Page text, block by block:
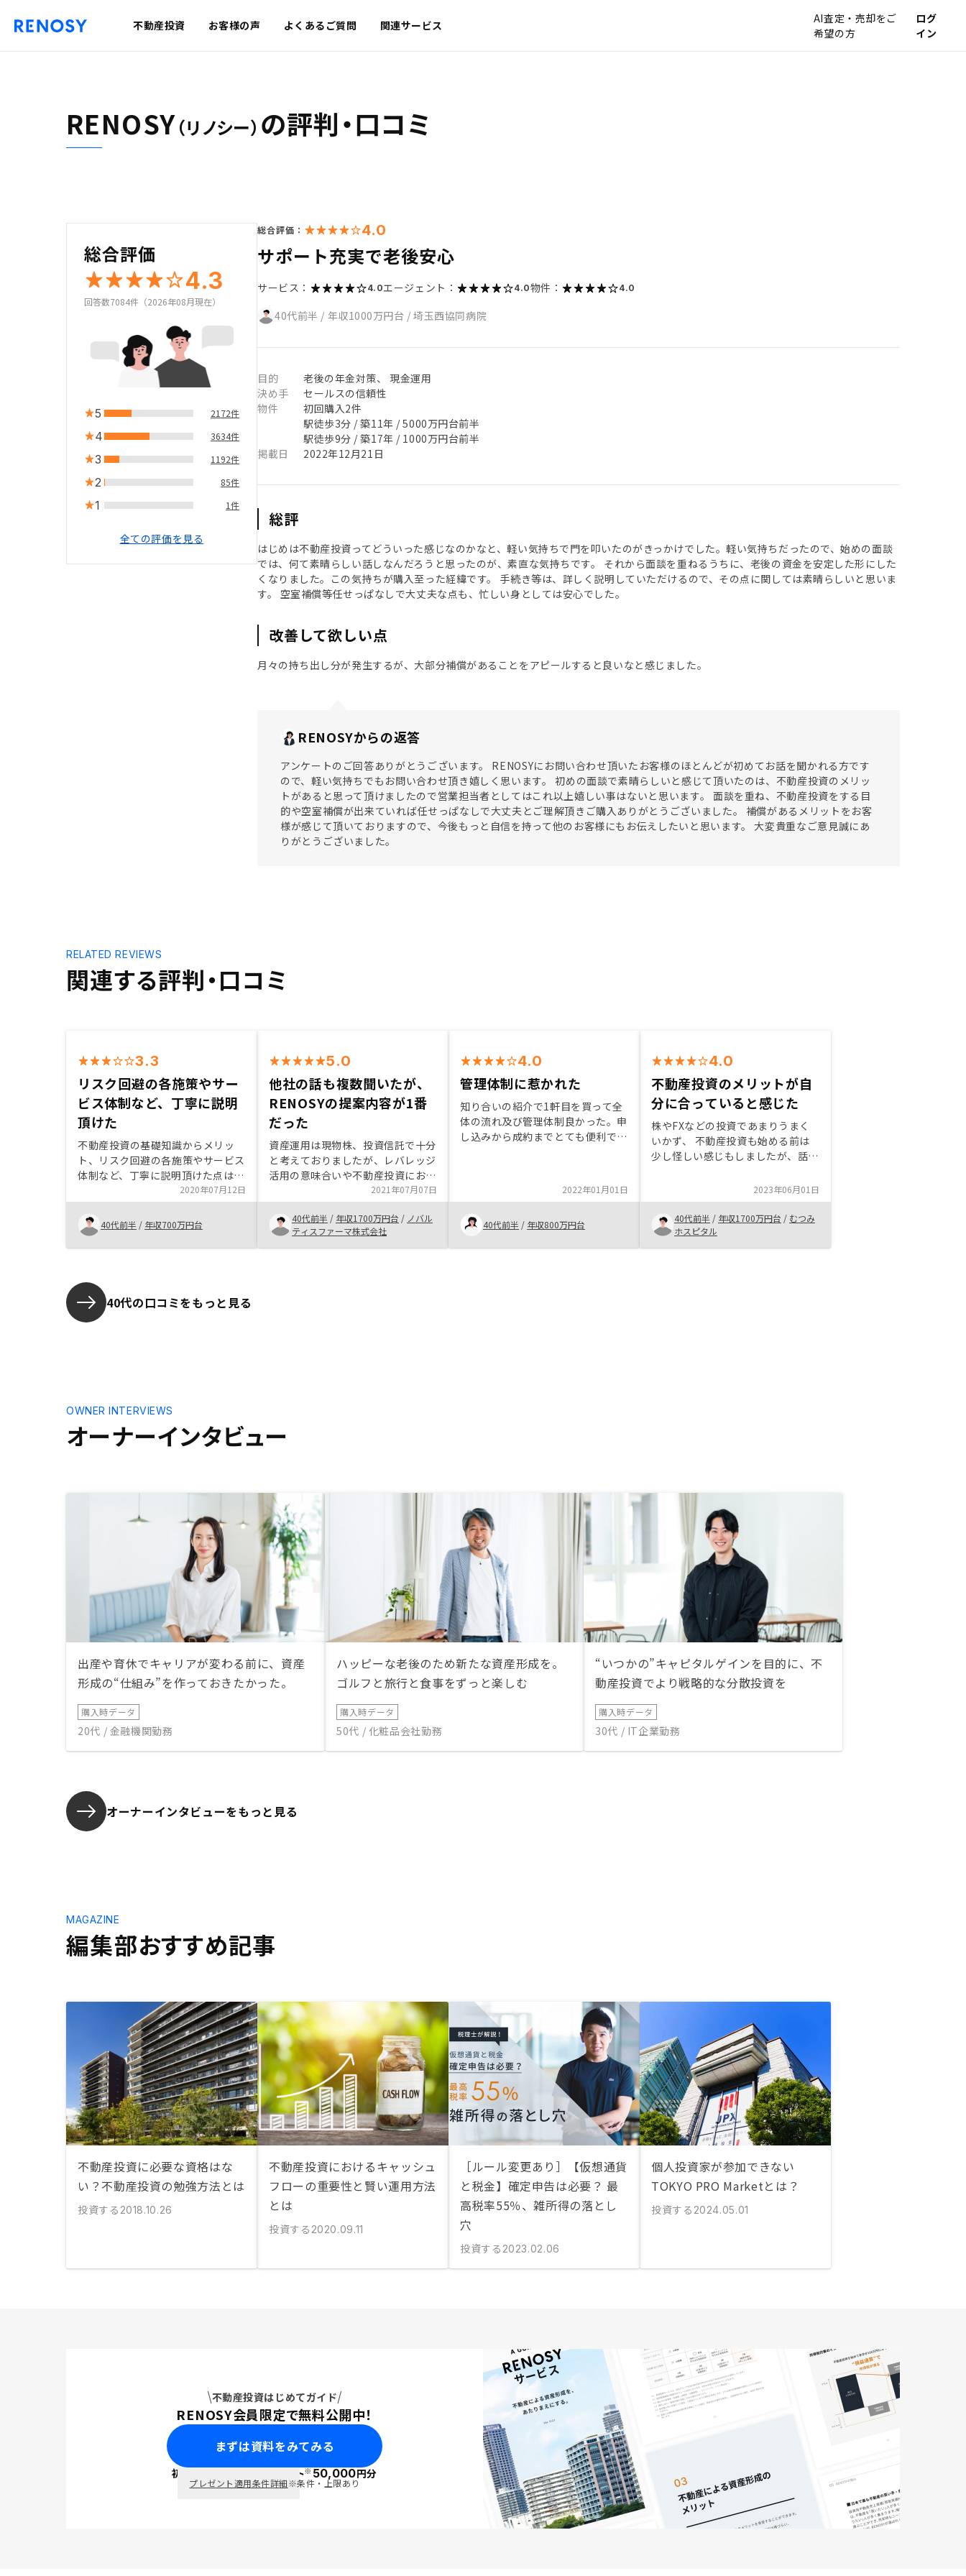
不動産投資 お客様の声 よくあるご質問 関連サービス
AI査定・売却をご
希望の方
ログ
イン
RENOSY（リノシー） の評判・口コミ
総合評価
4.3
回答数7084件（2026年08月現在）
5 2172件
4 3634件
3 1192件
2 85件
1 1件
全ての評価を見る
総合評価： 4.0
サポート充実で老後安心
サービス： 4.0エージェント： 4.0物件： 4.0
40代前半 / 年収1000万円台 /埼玉西協同病院
目的
老後の年金対策、 現金運用
決め手
セールスの信頼性
物件
初回購入2件
駅徒歩3分 / 築11年 / 5000万円台前半
駅徒歩9分 / 築17年 / 1000万円台前半
掲載日
2022年12月21日
総評
はじめは不動産投資ってどういった感じなのかなと、軽い気持ちで門を叩いたのがきっかけでした。軽い気持ちだったので、始めの面談
では、何て素晴らしい話しなんだろうと思ったのが、素直な気持ちです。 それから面談を重ねるうちに、老後の資金を安定した形にした
くなりました。この気持ちが購入至った経緯です。 手続き等は、詳しく説明していただけるので、その点に関しては素晴らしいと思いま
す。 空室補償等任せっぱなしで大丈夫な点も、忙しい身としては安心でした。
改善して欲しい点
月々の持ち出し分が発生するが、大部分補償があることをアピールすると良いなと感じました。
RENOSYからの返答
アンケートのご回答ありがとうございます。 RENOSYにお問い合わせ頂いたお客様のほとんどが初めてお話を聞かれる方です
ので、軽い気持ちでもお問い合わせ頂き嬉しく思います。 初めの面談で素晴らしいと感じて頂いたのは、不動産投資のメリッ
トがあると思って頂けましたので営業担当者としてはこれ以上嬉しい事はないと思います。 面談を重ね、不動産投資をする目
的や空室補償が出来ていれば任せっぱなしで大丈夫とご理解頂きご購入ありがとうございました。 補償があるメリットをお客
様が感じて頂いておりますので、今後もっと自信を持って他のお客様にもお伝えしたいと思います。 大変貴重なご意見誠にあ
りがとうございました。
関連する評判・口コミ
RELATED REVIEWS
3.3
リスク回避の各施策やサー
ビス体制など、丁寧に説明
頂けた
不動産投資の基礎知識からメリッ
ト、リスク回避の各施策やサービス
体制など、丁寧に説明頂けた点は自
分の理解も進み、良かったと思いま
す。物件もある程度はもちろん納得
して購入したので後悔はありません
が、しいて言うなら即断即決を迫ら
れている感じはあったので、そこは
います。始めるのが早い方が良いこ
とは理解しつつも、自分のタイミン
グで決めたというよりはエージェン
トの推しに負けたというところが正
は間違いないので、あとはリノシー
さんのサービス等々を、まずは信じ
たいと思います。物件は、複数から
ば、が自分としては尚良かったのか
くなってしまう、等々も分かるので
すが、マイソクを見て、少し話して
即断即決は、自分としては少々不安
を覚えました。物件がすごく良いと
いうお話はして頂けたのですが、逆
に短所等はゼロなのか？100点満点
の物件なのか？の疑問符が浮上して
きてしまうので（自分の場合は）、
デメリット等も包み隠さずお話頂け
た方が、信頼できるかなと思いまし
た。100点満点の物件なんて、そう
そうあるものではないと思いますの
で。セールス色がやや強く感じたの
で、顧客目線など、もう少し寄り添
う感じや理解、察して頂けると有難
かったかな、と思います。
2020年07月12日
40代前半 / 年収700万円台
5.0
他社の話も複数聞いたが、
RENOSYの提案内容が1番
だった
資産運用は現物株、投資信託で十分
と考えておりましたが、レバレッジ
活用の意味合いや不動産投資におけ
るリスクとその対策の説明をいただ
き、十分に納得できたことに加え、
ご提案いただいた物件も非常に素晴
らしい提案と感じ不動産購入に踏み
切りました。慎重を期して他社の話
2021年07月07日
40代前半 / 年収1700万円台 / ノバル
ティスファーマ株式会社
4.0
管理体制に惹かれた
知り合いの紹介で1軒目を買って全
体の流れ及び管理体制良かった。申
し込みから成約までとても便利でし
2022年01月01日
40代前半 / 年収800万円台
4.0
不動産投資のメリットが自
分に合っていると感じた
株やFXなどの投資であまりうまく
いかず、 不動産投資も始める前は
少し怪しい感じもしましたが、話を
じたために不動産投資を始めまし
た。 ほったらかしで、資産運用で
きるし、家族に残す財産にもなるの
で今ではやって良かったなと思いま
す。
2023年06月01日
40代前半 / 年収1700万円台 / むつみ
ホスピタル
40代の口コミをもっと見る
オーナーインタビュー
OWNER INTERVIEWS
出産や育休でキャリアが変わる前に、資産
形成の“仕組み”を作っておきたかった。
購入時データ
20代 / 金融機関勤務
ハッピーな老後のため新たな資産形成を。
ゴルフと旅行と食事をずっと楽しむ
購入時データ
50代 / 化粧品会社勤務
“いつかの”キャピタルゲインを目的に、不
動産投資でより戦略的な分散投資を
購入時データ
30代 / IT企業勤務
オーナーインタビューをもっと見る
編集部おすすめ記事
MAGAZINE
不動産投資に必要な資格はな
い？不動産投資の勉強方法とは
投資する 2018.10.26
不動産投資におけるキャッシュ
フローの重要性と賢い運用方法
とは
投資する 2020.09.11
［ルール変更あり］【仮想通貨
と税金】確定申告は必要？ 最
高税率55％、雑所得の落とし
穴
投資する 2023.02.06
個人投資家が参加できない
TOKYO PRO Marketとは？
投資する 2024.05.01
不動産投資はじめてガイド
RENOSY会員限定で無料公開中！
まずは資料をみてみる
初回面談で ポイント※50,000円分
プレゼント適用条件詳細※条件・上限あり